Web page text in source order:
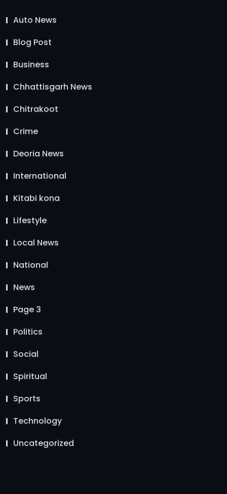
Auto News
Blog Post
Business
Chhattisgarh News
Chitrakoot
Crime
Deoria News
International
Kitabi kona
Lifestyle
Local News
National
News
Page 3
Politics
Social
Spiritual
Sports
Technology
Uncategorized